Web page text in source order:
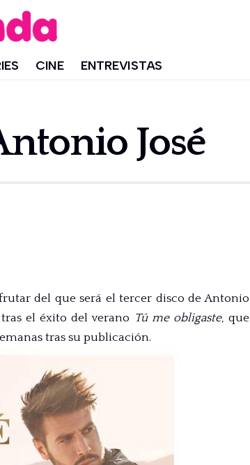
CINE ENTREVISTAS
José
del que será el tercer disco de Antonio
el éxito del verano Tú me obligaste, que
tras su publicación.